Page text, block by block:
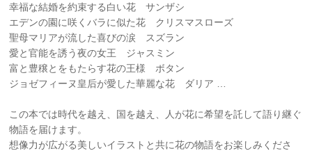
幸福な結婚を約束する白い花 サンザシ
エデンの園に咲くバラに似た花 クリスマスローズ
聖母マリアが流した喜びの涙 スズラン
愛と官能を誘う夜の女王 ジャスミン
富と豊穣とをもたらす花の王様 ボタン
ジョゼフィーヌ皇后が愛した華麗な花 ダリア …
この本では時代を越え、国を越え、人が花に希望を託して語り継ぐ
物語を届けます。
想像力が広がる美しいイラストと共に花の物語をお楽しみくださ